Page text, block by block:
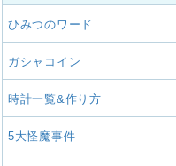
ひみつのワード
ガシャコイン
時計一覧&作り方
5大怪魔事件